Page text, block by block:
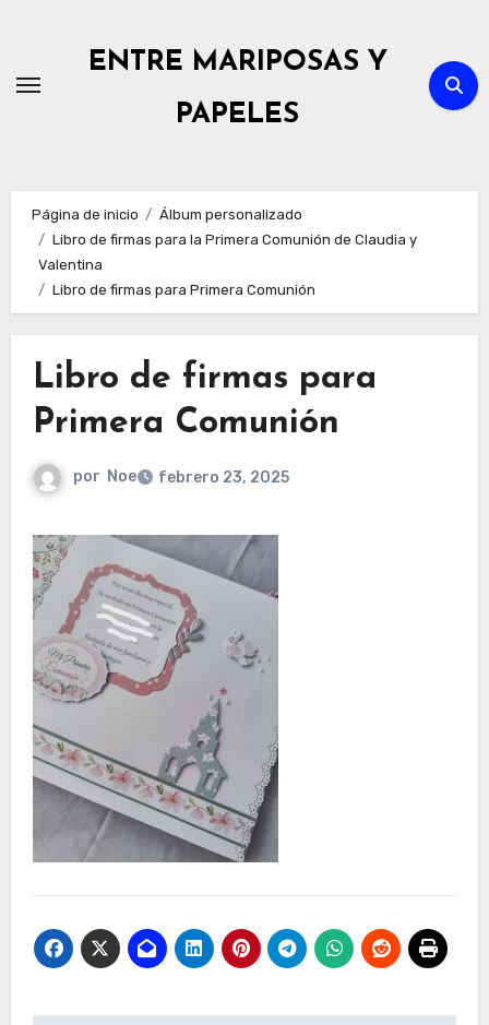
contenido
ENTRE MARIPOSAS Y
PAPELES
Página de inicio
Álbum personalizado
Libro de firmas para la Primera Comunión de Claudia y
Valentina
Libro de firmas para Primera Comunión
Libro de firmas para
Primera Comunión
por Noe febrero 23, 2025